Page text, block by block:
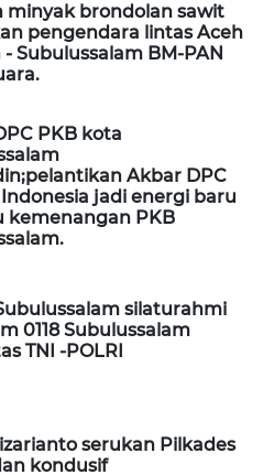
minyak brondolan sawit
pengendara lintas Aceh
Subulussalam BM-PAN
PKB kota
Akbar DPC
Indonesia jadi energi baru
kemenangan PKB
silaturahmi
0118 Subulussalam
TNI -POLRI
serukan Pilkades
kondusif